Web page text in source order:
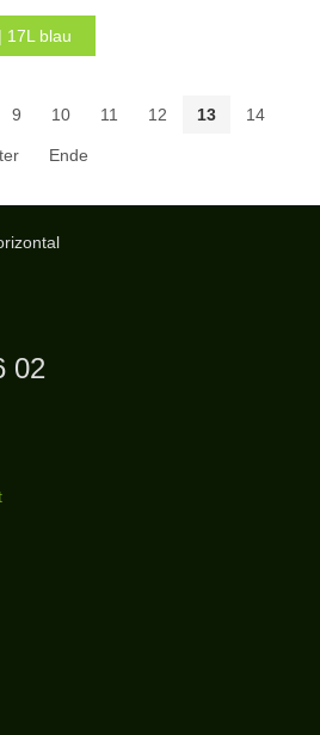
17L blau
9 10 11 12 13 14
Ende
02